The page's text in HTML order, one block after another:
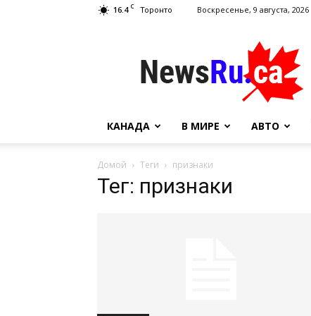
16.4 C Торонто Воскресенье, 9 августа, 2026
NewsRu.Ca
КАНАДА В МИРЕ АВТО
Домой Теги признаки
Тег: признаки